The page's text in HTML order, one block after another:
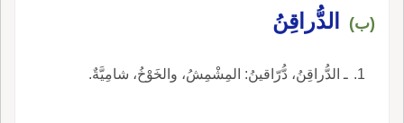
(ب) الدُّراقِنُ
ـ الدُّراقِنُ، دُّرّاقينُ: المِشْمِشُ، والخَوْخُ، شامِيَّةٌ.